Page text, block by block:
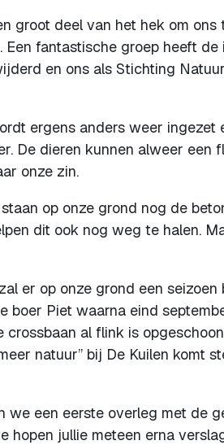
groot deel van het hek om
fantastische groep heeft
en ons als Stichting
ergens anders weer
De dieren kunnen alweer
onze zin.
op onze grond nog de
dit ook nog weg te halen.
er op onze grond een
boer Piet waarna eind
crossbaan al flink is
natuur” bij De Kuilen komt
we een eerste overleg met de
hopen jullie meteen erna